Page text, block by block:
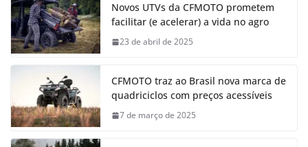
Novos UTVs da CFMOTO prometem
facilitar (e acelerar) a vida no agro
23 de abril de 2025
CFMOTO traz ao Brasil nova marca de
quadriciclos com preços acessíveis
7 de março de 2025